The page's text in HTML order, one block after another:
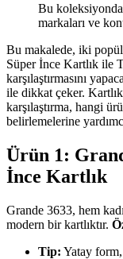
Bu koleksiyonda
markaları ve
Bu makalede, iki
Süper İnce Kartlık ile
karşılaştırmasını
ile dikkat çeker. Kartlık
karşılaştırma, hangi
belirlemelerine
Ürün 1:
İnce Kartlık
Grande 3633, hem
modern bir kartlıktır.
Tip: Yatay form,